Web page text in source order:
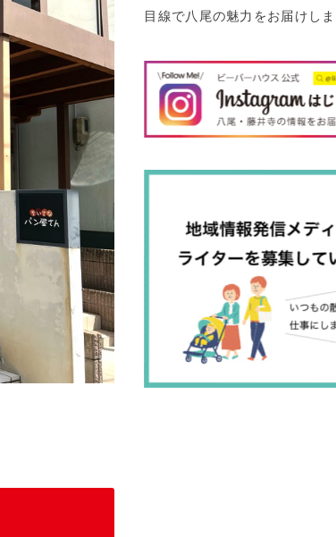
目線で八尾の魅力をお届けしま